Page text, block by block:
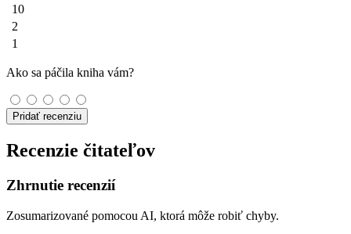
10
2
1
Ako sa páčila kniha vám?
Pridať recenziu
Recenzie čitateľov
Zhrnutie recenzií
Zosumarizované pomocou AI, ktorá môže robiť chyby.